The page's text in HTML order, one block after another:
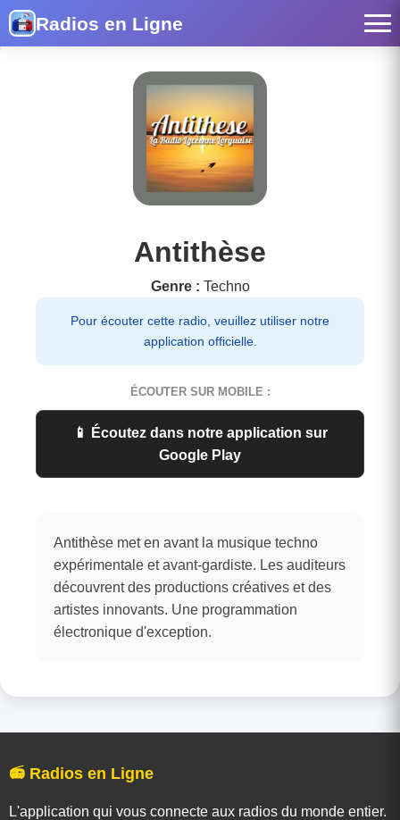
Radios en Ligne
Antithèse
Genre : Techno
Pour écouter cette radio, veuillez utiliser notre
application officielle.
ÉCOUTER SUR MOBILE :
📱 Écoutez dans notre application sur
Google Play
Antithèse met en avant la musique techno
expérimentale et avant-gardiste. Les auditeurs
découvrent des productions créatives et des
artistes innovants. Une programmation
électronique d'exception.
📻 Radios en Ligne
L'application qui vous connecte aux radios du monde entier.